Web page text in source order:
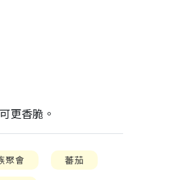
更香脆。
聚會 蕃茄